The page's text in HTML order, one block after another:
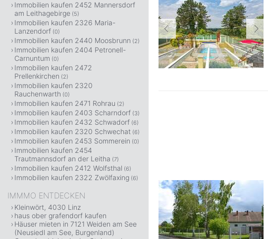
Immobilien kaufen 2452 Mannersdorf
am Leithagebirge (5)
Immobilien kaufen 2326 Maria-
Lanzendorf (0)
Immobilien kaufen 2440 Moosbrunn (2)
Immobilien kaufen 2404 Petronell-
Carnuntum (0)
Immobilien kaufen 2472
Prellenkirchen (2)
Immobilien kaufen 2320
Rauchenwarth (0)
Immobilien kaufen 2471 Rohrau (2)
Immobilien kaufen 2403 Scharndorf (3)
Immobilien kaufen 2432 Schwadorf (6)
Immobilien kaufen 2320 Schwechat (6)
Immobilien kaufen 2453 Sommerein (0)
Immobilien kaufen 2454
Trautmannsdorf an der Leitha (7)
Immobilien kaufen 2412 Wolfsthal (6)
Immobilien kaufen 2322 Zwölfaxing (6)
IMMMO ENTDECKEN
Kleinwört, 4030 Linz
haus ober grafendorf kaufen
Häuser mieten in 7121 Weiden am See
(Neusiedl am See, Burgenland)